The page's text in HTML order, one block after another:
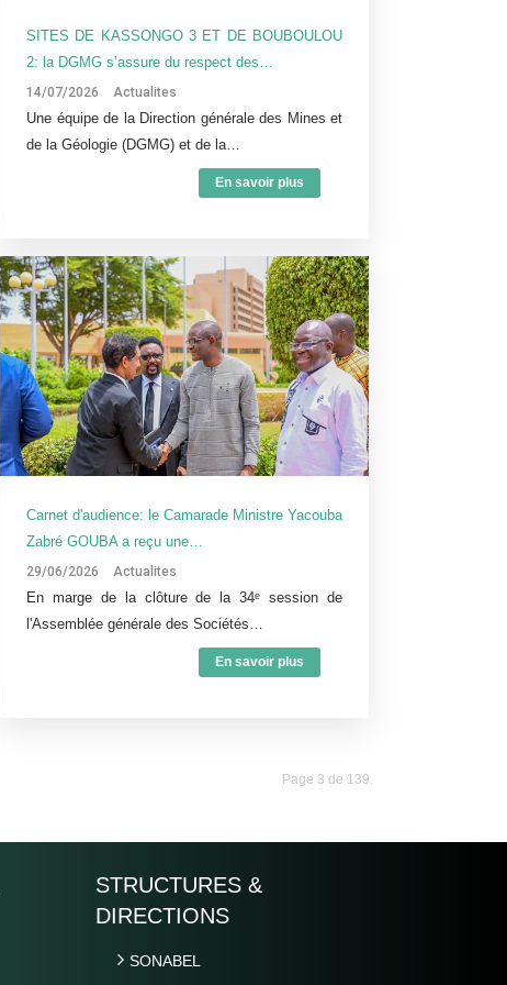
SITES DE KASSONGO 3 ET DE BOUBOULOU
2: la DGMG s’assure du respect des…
14/07/2026 Actualites
Une équipe de la Direction générale des Mines et
de la Géologie (DGMG) et de la…
En savoir plus
Carnet d'audience: le Camarade Ministre Yacouba
Zabré GOUBA a reçu une…
29/06/2026 Actualites
En marge de la clôture de la 34ᵉ session de
l'Assemblée générale des Sociétés…
En savoir plus
Page 3 de 139.
STRUCTURES &
DIRECTIONS
SONABEL